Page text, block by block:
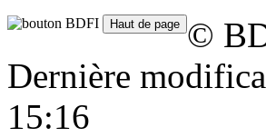
©
Dernière
15:16